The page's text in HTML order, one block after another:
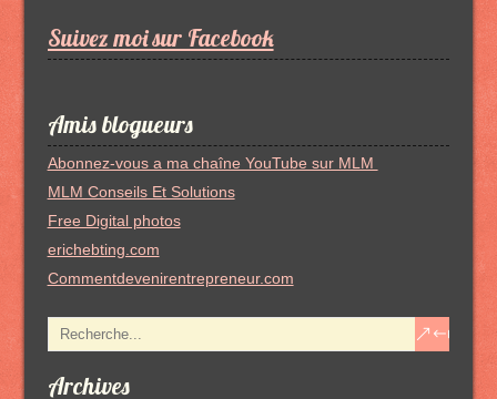
Suivez moi sur Facebook
Amis blogueurs
Abonnez-vous a ma chaîne YouTube sur MLM
MLM Conseils Et Solutions
Free Digital photos
erichebting.com
Commentdevenirentrepreneur.com
Archives